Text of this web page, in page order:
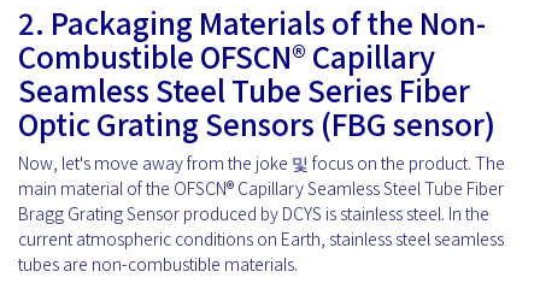
2. Packaging Materials of the Non-
Combustible OFSCN® Capillary
Seamless Steel Tube Series Fiber
Optic Grating Sensors (FBG sensor)
Now, let's move away from the joke 및 focus on the product. The
main material of the OFSCN® Capillary Seamless Steel Tube Fiber
Bragg Grating Sensor produced by DCYS is stainless steel. In the
current atmospheric conditions on Earth, stainless steel seamless
tubes are non-combustible materials.